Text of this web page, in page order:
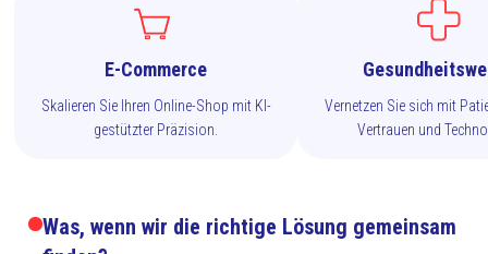
E-Commerce
Skalieren Sie Ihren Online-Shop mit KI-
gestützter Präzision.
Vernetzen Sie sich mit
Vertrauen und
Was, wenn wir die richtige Lösung gemeinsam